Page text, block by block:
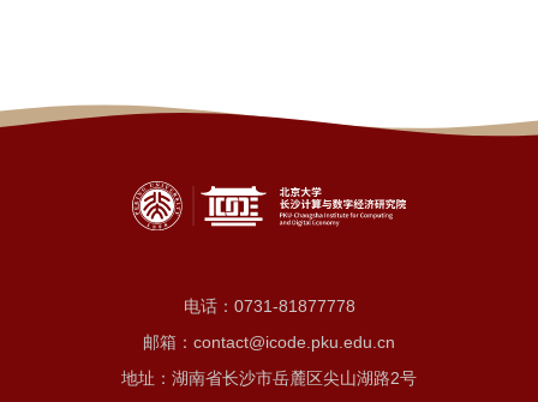
电话： 0731-81877778
邮箱：contact@icode.pku.edu.cn
地址：湖南省长沙市岳麓区尖山湖路2号